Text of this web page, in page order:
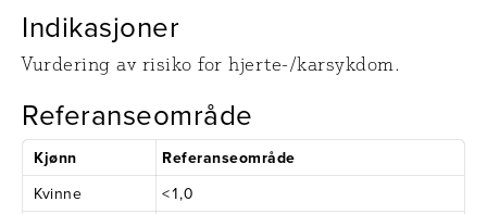
Indikasjoner
Vurdering av risiko for hjerte-/karsykdom.
Referanseområde
Kjønn
Referanseområde
Kvinne
<1,0